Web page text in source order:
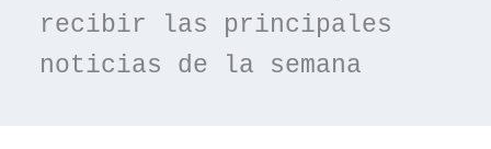
recibir las principales
noticias de la semana